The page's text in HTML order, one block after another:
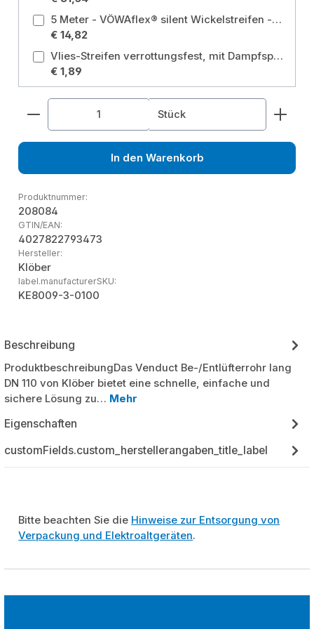
5 Meter - VÖWAflex® silent Wickelstreifen - Stärke 6 mm, mit Folie Ausführung: mit Folie
€ 14,82
Vlies-Streifen verrottungsfest, mit Dampfsperre selbstklebend 70 x 2 mm Größe: mit Dampfsperre selbstklebend 70 x 2 mm
€ 1,89
Produkt Anzahl: Gib den gewünschten Wert
Stück
In den Warenkorb
Produktnummer:
208084
GTIN/EAN:
4027822793473
Hersteller:
Klöber
label.manufacturerSKU:
KE8009-3-0100
Beschreibung
ProduktbeschreibungDas Venduct Be-/Entlüfterrohr lang
DN 110 von Klöber bietet eine schnelle, einfache und
sichere Lösung zu… Mehr
Eigenschaften
customFields.custom_herstellerangaben_title_label
Bitte beachten Sie die Hinweise zur Entsorgung von
Verpackung und Elektroaltgeräten.